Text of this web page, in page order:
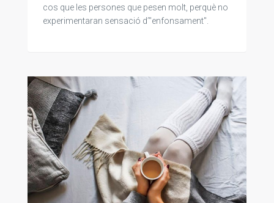
cos que les persones que pesen molt, perquè no
experimentaran sensació d’"enfonsament".